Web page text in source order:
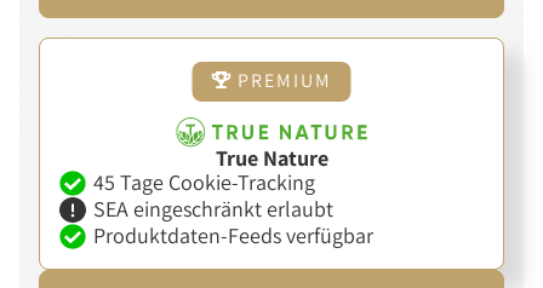
PREMIUM
True Nature
45 Tage Cookie-Tracking
SEA eingeschränkt erlaubt
Produktdaten-Feeds verfügbar